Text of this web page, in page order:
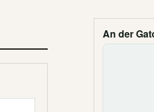
An der